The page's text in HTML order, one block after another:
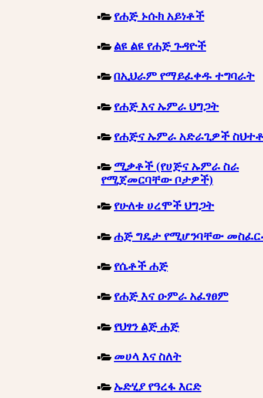
የሐጅ ኑሱክ አይነቶች
ልዩ ልዩ የሐጅ ጉዳዮች
በኢህራም የማይፈቀዱ ተግባራት
የሐጅ እና ኡምራ ህግጋት
የሐጅና ኡምራ አድራጊዎች
ሚቃቶች (የሀጅና ኡምራ ስራ
የሚጀመርባቸው ቦታዎች)
የሁለቱ ሀረሞች ህግጋት
ሐጅ ግዴታ የሚሆንባቸው
የሴቶች ሐጅ
የሐጅ እና ዑምራ አፈፃፀም
የህፃን ልጅ ሐጅ
መሀላ እና ስለት
ኡድሂያ የዓረፋ እርድ